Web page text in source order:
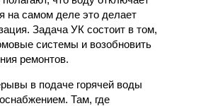
на самом деле это делает
Задача УК состоит в том,
системы и возобновить
ремонтов.
в подаче горячей воды
Там, где